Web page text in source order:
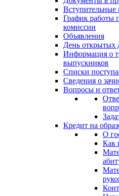
Вступительные
График работы
комиссии
Объявления
День открытых
Информация о
выпускников
Списки
Сведения о
Вопросы и
Кредит на
О
Как